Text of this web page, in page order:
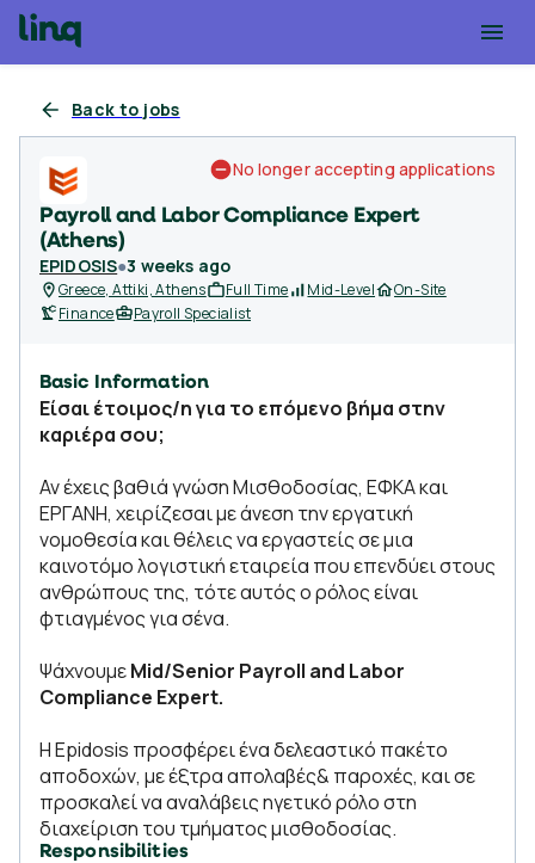
Back to jobs
Payroll and Labor Compliance Expert
(Athens)
EPIDOSIS●3 weeks ago
No longer accepting applications
Greece, Attiki, Athens Full Time Mid-Level
On-Site
Finance
Payroll Specialist
Basic Information
Είσαι έτοιμος/η για το επόμενο βήμα στην
καριέρα σου;
Αν έχεις βαθιά γνώση Μισθοδοσίας, ΕΦΚΑ και
ΕΡΓΑΝΗ, χειρίζεσαι με άνεση την εργατική
νομοθεσία και θέλεις να εργαστείς σε μια
καινοτόμο λογιστική εταιρεία που επενδύει στους
ανθρώπους της, τότε αυτός ο ρόλος είναι
φτιαγμένος για σένα.
ΨάχνουμεMid/Senior Payroll and Labor
Compliance Expert.
Η Epidosis προσφέρει ένα δελεαστικό πακέτο
αποδοχών, με έξτρα απολαβές& παροχές, και σε
προσκαλεί να αναλάβεις ηγετικό ρόλο στη
διαχείριση του τμήματος μισθοδοσίας.
Responsibilities